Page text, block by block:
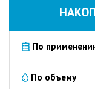
Очистка
вод
По
По объему